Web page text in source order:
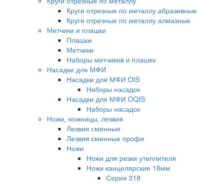
Круги отрезные по металлу абразивные
Круги отрезные по металлу алмазные
Метчики и плашки
Плашки
Метчики
Наборы метчиков и плашек
Насадки для МФИ
Насадки для МФИ OIS
Наборы насадок
Насадки для МФИ OQIS
Наборы насадок
Ножи, ножницы, лезвия
Лезвия сменные
Лезвия сменные профи
Ножи
Ножи для резки утеплителя
Ножи канцелярские 18мм
Серия 318